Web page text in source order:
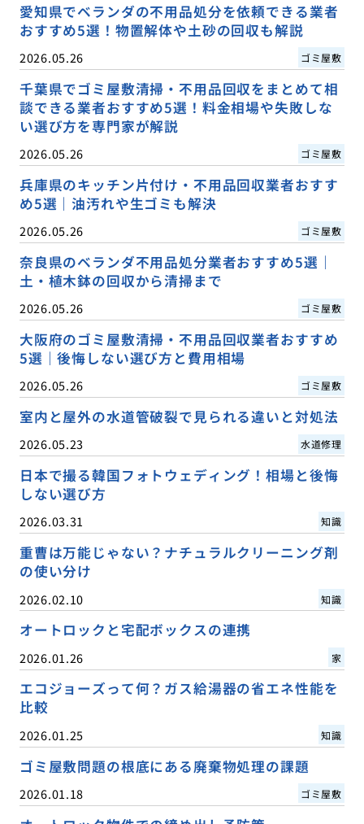
愛知県でベランダの不用品処分を依頼できる業者
おすすめ5選！物置解体や土砂の回収も解説
2026.05.26 ゴミ屋敷
千葉県でゴミ屋敷清掃・不用品回収をまとめて相
談できる業者おすすめ5選！料金相場や失敗しな
い選び方を専門家が解説
2026.05.26 ゴミ屋敷
兵庫県のキッチン片付け・不用品回収業者おすす
め5選｜油汚れや生ゴミも解決
2026.05.26 ゴミ屋敷
奈良県のベランダ不用品処分業者おすすめ5選｜
土・植木鉢の回収から清掃まで
2026.05.26 ゴミ屋敷
大阪府のゴミ屋敷清掃・不用品回収業者おすすめ
5選｜後悔しない選び方と費用相場
2026.05.26 ゴミ屋敷
室内と屋外の水道管破裂で見られる違いと対処法
2026.05.23 水道修理
日本で撮る韓国フォトウェディング！相場と後悔
しない選び方
2026.03.31 知識
重曹は万能じゃない？ナチュラルクリーニング剤
の使い分け
2026.02.10 知識
オートロックと宅配ボックスの連携
2026.01.26 家
エコジョーズって何？ガス給湯器の省エネ性能を
比較
2026.01.25 知識
ゴミ屋敷問題の根底にある廃棄物処理の課題
2026.01.18 ゴミ屋敷